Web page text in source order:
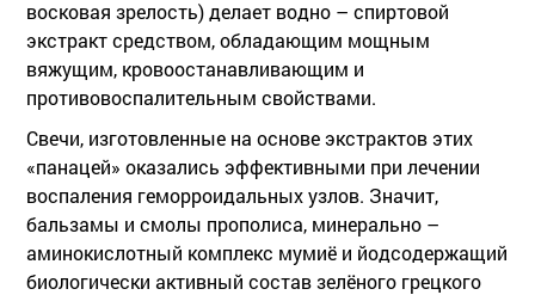
восковая зрелость) делает водно – спиртовой
экстракт средством, обладающим мощным
вяжущим, кровоостанавливающим и
противовоспалительным свойствами.
Свечи, изготовленные на основе экстрактов этих
«панацей» оказались эффективными при лечении
воспаления геморроидальных узлов. Значит,
бальзамы и смолы прополиса, минерально –
аминокислотный комплекс мумиё и йодсодержащий
биологически активный состав зелёного грецкого